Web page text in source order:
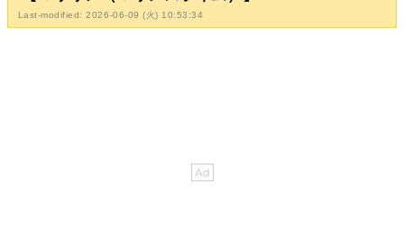
Last-modified: 2026-06-09 (火) 10:53:34